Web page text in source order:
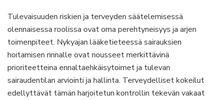
Tulevaisuuden riskien ja terveyden säätelemisessä
olennaisessa roolissa ovat oma perehtyneisyys ja arjen
toimenpiteet. Nykyajan lääketieteessä sairauksien
hoitamisen rinnalle ovat nousseet merkittävinä
prioriteetteina ennaltaehkäisytoimet ja tulevan
sairaudentilan arviointi ja hallinta. Terveydelliset kokeilut
edellyttävät tämän harjoitetun kontrollin tekevän vakaat